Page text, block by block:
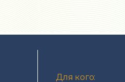
Для кого: